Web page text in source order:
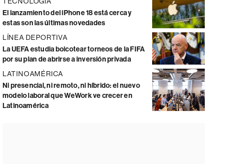
El lanzamiento del iPhone 18 está cerca y
estas son las últimas novedades
LÍNEA DEPORTIVA
La UEFA estudia boicotear torneos de la FIFA
por su plan de abrirse a inversión privada
LATINOAMÉRICA
Ni presencial, ni remoto, ni híbrido: el nuevo
modelo laboral que WeWork ve crecer en
Latinoamérica